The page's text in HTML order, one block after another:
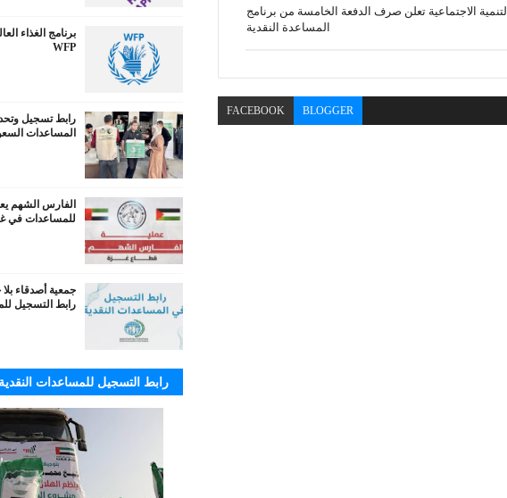
التنمية الاجتماعية تعلن صرف الدفعة الخامسة من برنامج
المساعدة النقدية
BLOGGER
FACEBOOK
برنامج الغذاء
WFP
رابط تسجيل
المساعدات
الفارس الشهم
للمساعدات في
جمعية أصدقاء
رابط التسجيل
رابط التسجيل للمساعدات النقدية